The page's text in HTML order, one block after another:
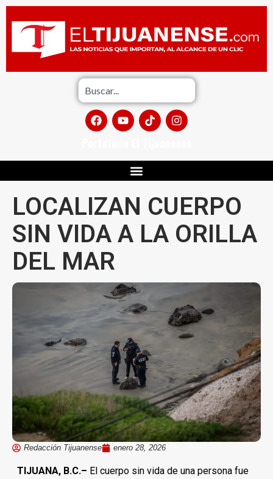
LOCALIZAN CUERPO
SIN VIDA A LA ORILLA
DEL MAR
Redacción Tijuanense enero 28, 2026
TIJUANA, B.C.– El cuerpo sin vida de una persona fue